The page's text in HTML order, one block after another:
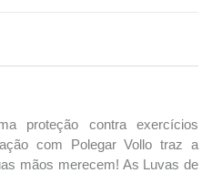
proteção contra exercícios
com Polegar Vollo traz a
mãos merecem! As Luvas de